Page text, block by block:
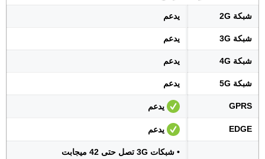
شبكة 2G يدعم
شبكة 3G يدعم
شبكة 4G يدعم
شبكة 5G يدعم
GPRS يدعم
EDGE يدعم
• شبكات 3G تصل حتى 42 ميجابت